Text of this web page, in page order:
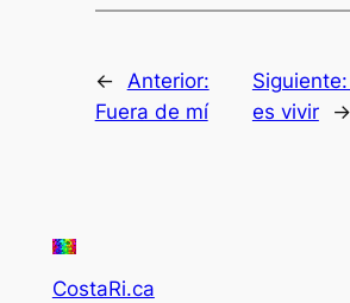
← Anterior:
Fuera de mí
Siguiente:
es vivir
→
CostaRi.ca